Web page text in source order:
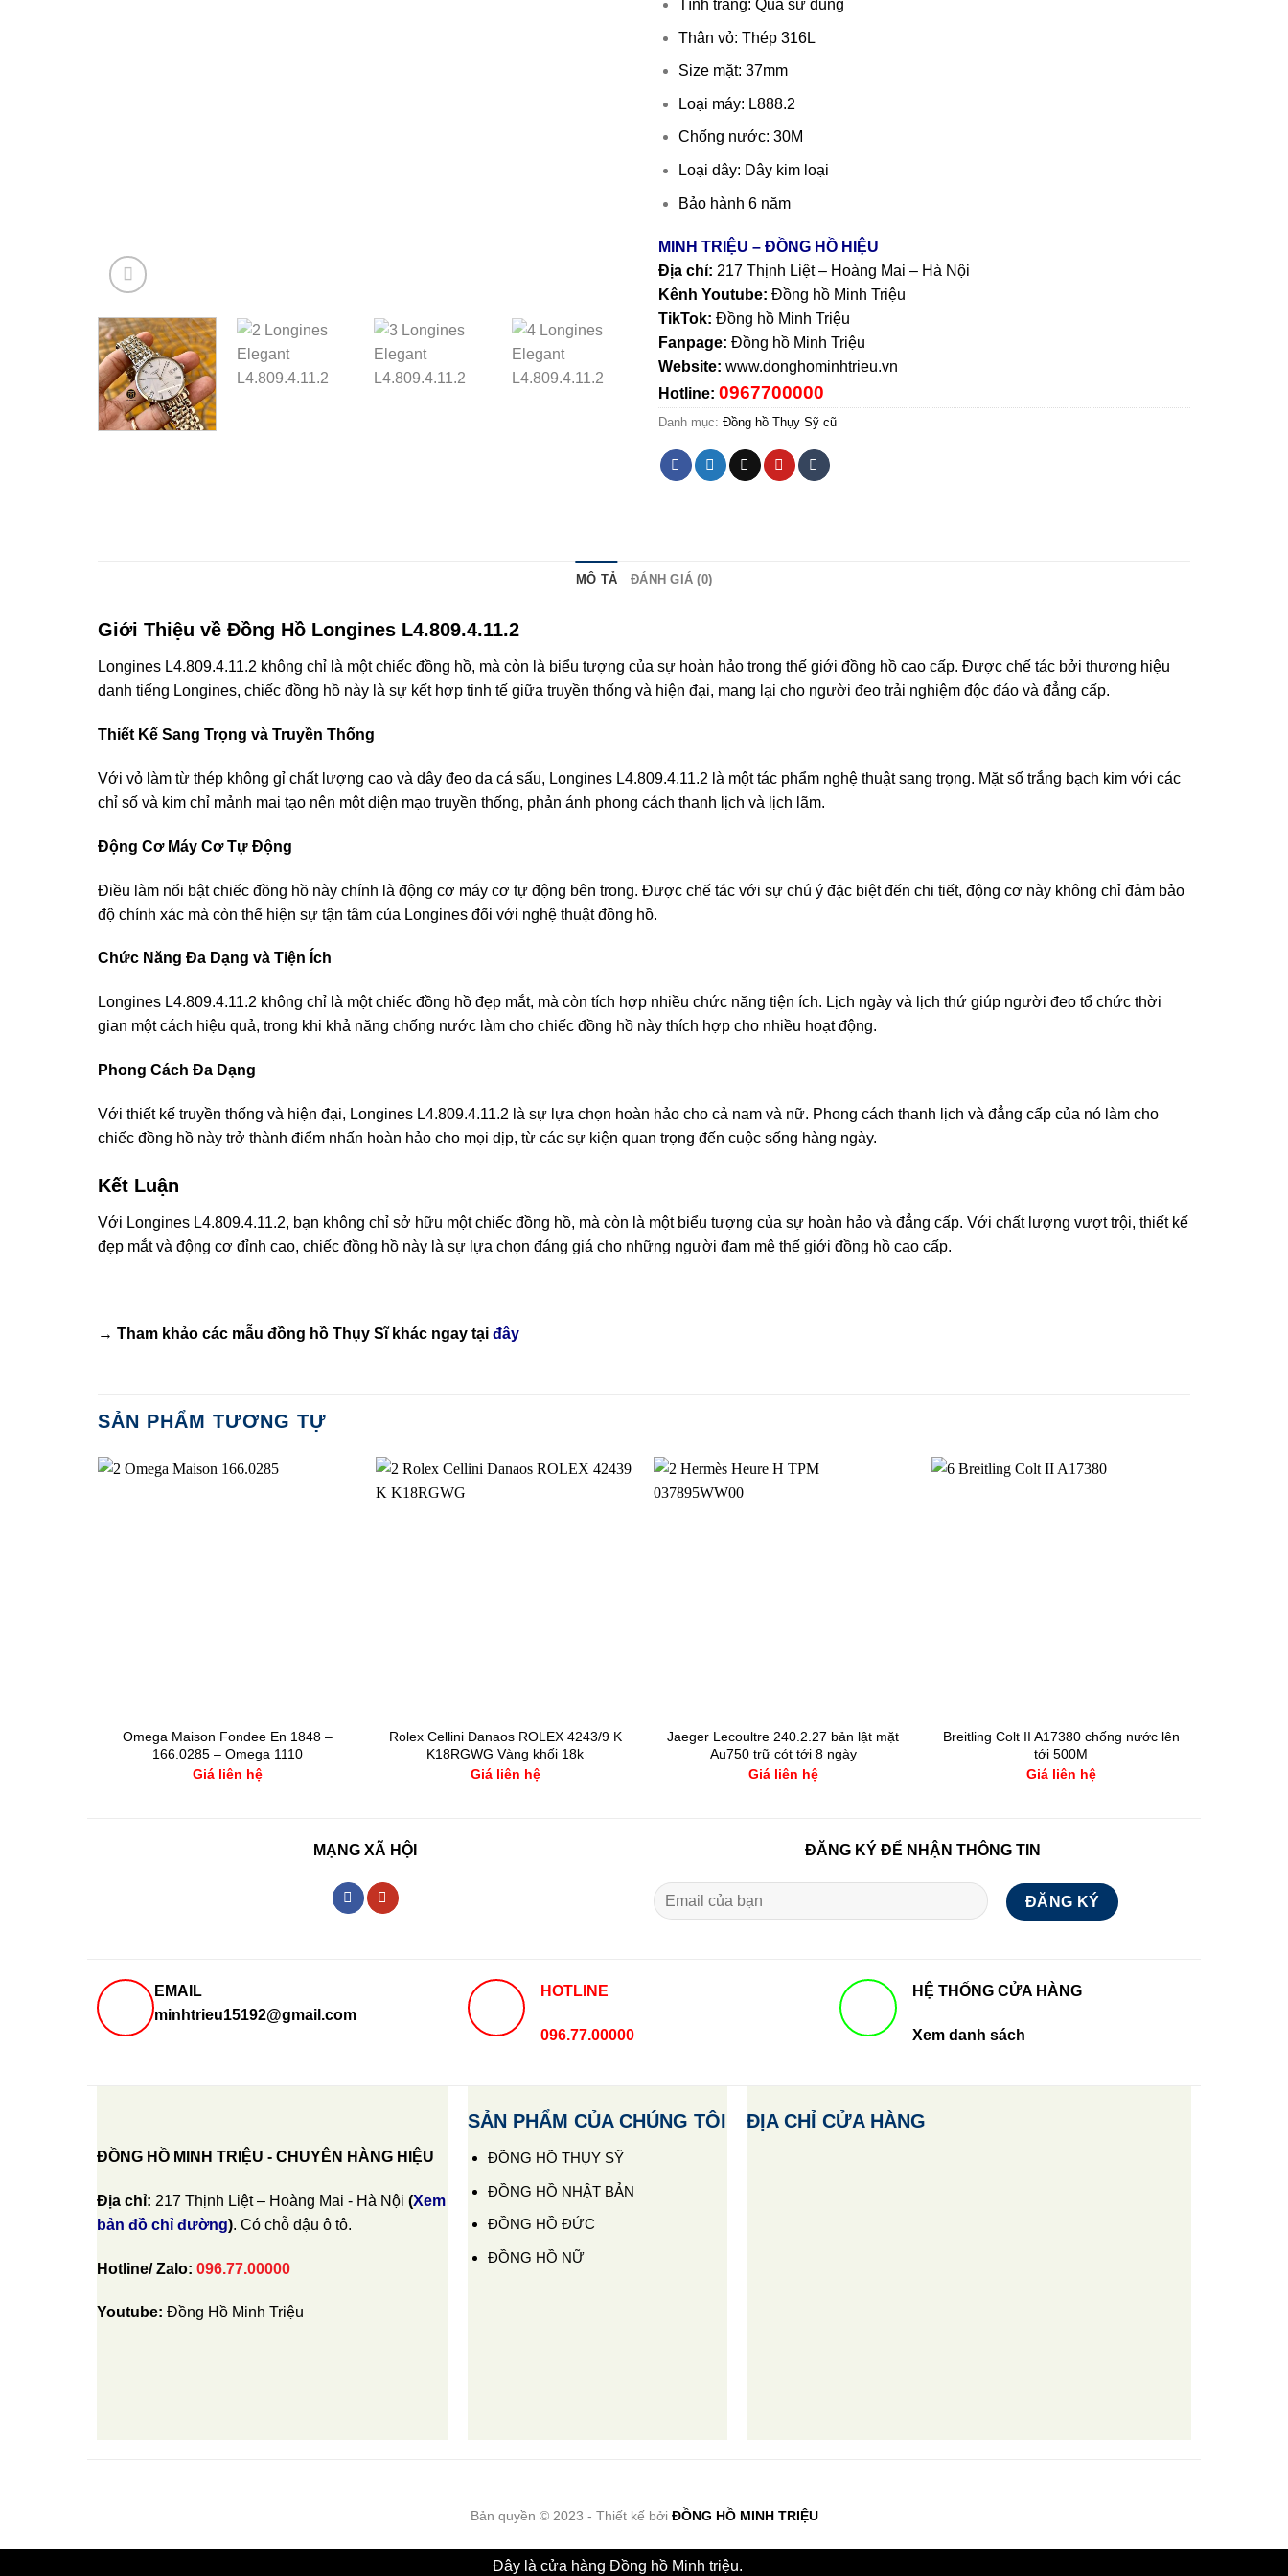
Tình trạng: Qua sử dụng
Thân vỏ: Thép 316L
Size mặt: 37mm
Loại máy: L888.2
Chống nước: 30M
Loại dây: Dây kim loại
Bảo hành 6 năm
MINH TRIỆU – ĐỒNG HỒ HIỆU
Địa chỉ: 217 Thịnh Liệt – Hoàng Mai – Hà Nội
Kênh Youtube: Đồng hồ Minh Triệu
TikTok: Đồng hồ Minh Triệu
Fanpage: Đồng hồ Minh Triệu
Website: www.donghominhtrieu.vn
Hotline: 0967700000
Danh mục: Đồng hồ Thụy Sỹ cũ
MÔ TẢ ĐÁNH GIÁ (0)
Giới Thiệu về Đồng Hồ Longines L4.809.4.11.2
Longines L4.809.4.11.2 không chỉ là một chiếc đồng hồ, mà còn là biểu tượng của sự hoàn hảo trong thế giới đồng hồ cao cấp. Được chế tác bởi thương hiệu
danh tiếng Longines, chiếc đồng hồ này là sự kết hợp tinh tế giữa truyền thống và hiện đại, mang lại cho người đeo trải nghiệm độc đáo và đẳng cấp.
Thiết Kế Sang Trọng và Truyền Thống
Với vỏ làm từ thép không gỉ chất lượng cao và dây đeo da cá sấu, Longines L4.809.4.11.2 là một tác phẩm nghệ thuật sang trọng. Mặt số trắng bạch kim với các
chỉ số và kim chỉ mảnh mai tạo nên một diện mạo truyền thống, phản ánh phong cách thanh lịch và lịch lãm.
Động Cơ Máy Cơ Tự Động
Điều làm nổi bật chiếc đồng hồ này chính là động cơ máy cơ tự động bên trong. Được chế tác với sự chú ý đặc biệt đến chi tiết, động cơ này không chỉ đảm bảo
độ chính xác mà còn thể hiện sự tận tâm của Longines đối với nghệ thuật đồng hồ.
Chức Năng Đa Dạng và Tiện Ích
Longines L4.809.4.11.2 không chỉ là một chiếc đồng hồ đẹp mắt, mà còn tích hợp nhiều chức năng tiện ích. Lịch ngày và lịch thứ giúp người đeo tổ chức thời
gian một cách hiệu quả, trong khi khả năng chống nước làm cho chiếc đồng hồ này thích hợp cho nhiều hoạt động.
Phong Cách Đa Dạng
Với thiết kế truyền thống và hiện đại, Longines L4.809.4.11.2 là sự lựa chọn hoàn hảo cho cả nam và nữ. Phong cách thanh lịch và đẳng cấp của nó làm cho
chiếc đồng hồ này trở thành điểm nhấn hoàn hảo cho mọi dịp, từ các sự kiện quan trọng đến cuộc sống hàng ngày.
Kết Luận
Với Longines L4.809.4.11.2, bạn không chỉ sở hữu một chiếc đồng hồ, mà còn là một biểu tượng của sự hoàn hảo và đẳng cấp. Với chất lượng vượt trội, thiết kế
đẹp mắt và động cơ đỉnh cao, chiếc đồng hồ này là sự lựa chọn đáng giá cho những người đam mê thế giới đồng hồ cao cấp.
→ Tham khảo các mẫu đồng hồ Thụy Sĩkhác ngay tại đây
SẢN PHẨM TƯƠNG TỰ
Omega Maison Fondee En 1848 –
166.0285 – Omega 1110
Giá liên hệ
Rolex Cellini Danaos ROLEX 4243/9 K
K18RGWG Vàng khối 18k
Giá liên hệ
Jaeger Lecoultre 240.2.27 bản lật mặt
Au750 trữ cót tới 8 ngày
Giá liên hệ
Breitling Colt II A17380 chống nước lên
tới 500M
Giá liên hệ
MẠNG XÃ HỘI ĐĂNG KÝ ĐỂ NHẬN THÔNG TIN
EMAIL
minhtrieu15192@gmail.com
HOTLINE
096.77.00000
HỆ THỐNG CỬA HÀNG
Xem danh sách
ĐỒNG HỒ MINH TRIỆU - CHUYÊN HÀNG HIỆU
Địa chỉ: 217 Thịnh Liệt – Hoàng Mai - Hà Nội (Xem
bản đồ chỉ đường). Có chỗ đậu ô tô.
Hotline/ Zalo: 096.77.00000
Youtube: Đồng Hồ Minh Triệu
SẢN PHẨM CỦA CHÚNG TÔI
ĐỒNG HỒ THỤY SỸ
ĐỒNG HỒ NHẬT BẢN
ĐỒNG HỒ ĐỨC
ĐỒNG HỒ NỮ
ĐỊA CHỈ CỬA HÀNG
Bản quyền © 2023 - Thiết kế bởi ĐỒNG HỒ MINH TRIỆU
Đây là cửa hàng Đồng hồ Minh triệu.